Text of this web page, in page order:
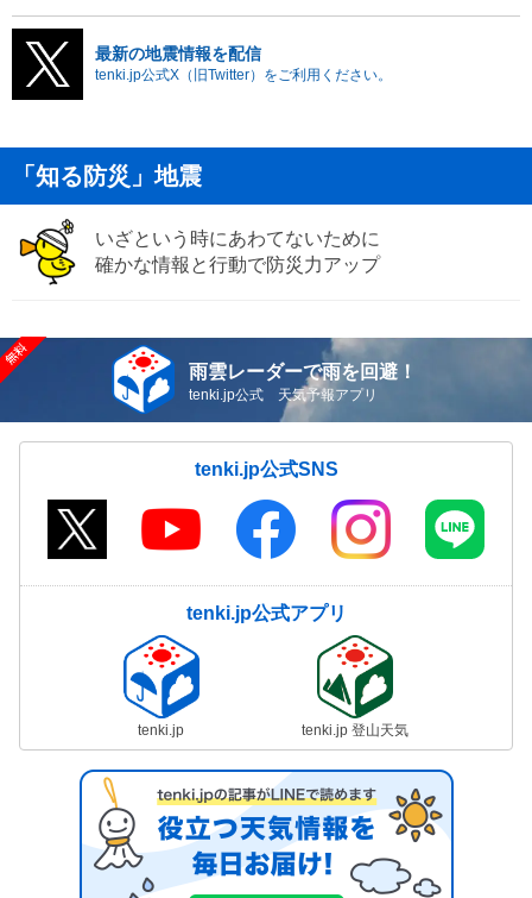
最新の地震情報を配信
tenki.jp公式X（旧Twitter）をご利用ください。
「知る防災」地震
いざという時にあわてないために
確かな情報と行動で防災力アップ
雨雲レーダーで雨を回避！
tenki.jp公式 天気予報アプリ
tenki.jp公式SNS
tenki.jp公式アプリ
tenki.jp tenki.jp 登山天気